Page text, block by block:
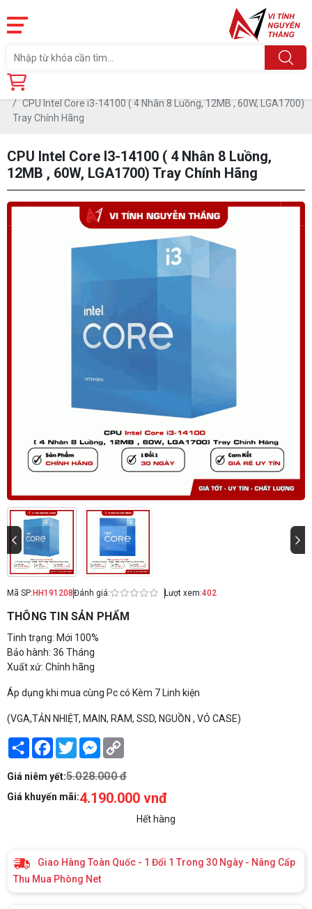
Trang chủ
CPU Intel Core i3-14100 ( 4 Nhân 8 Luồng, 12MB , 60W, LGA1700)
Tray Chính Hãng
CPU Intel Core I3-14100 ( 4 Nhân 8 Luồng,
12MB , 60W, LGA1700) Tray Chính Hãng
Mã SP: HH191208Đánh giá: Lượt xem:402
THÔNG TIN SẢN PHẨM
Tinh trạng: Mới 100%
Bảo hành: 36 Tháng
Xuất xứ: Chính hãng
Áp dụng khi mua cùng Pc có Kèm 7 Linh kiện
(VGA,TẢN NHIỆT, MAIN, RAM, SSD, NGUỒN , VỎ CASE)
Share Facebook
TwitterMessenger
Giá niêm yết:5.028.000 đ
Giá khuyến mãi:4.190.000 vnđ
Hết hàng
Giao Hàng Toàn Quốc - 1 Đổi 1 Trong 30 Ngày - Nâng Cấp
Thu Mua Phòng Net